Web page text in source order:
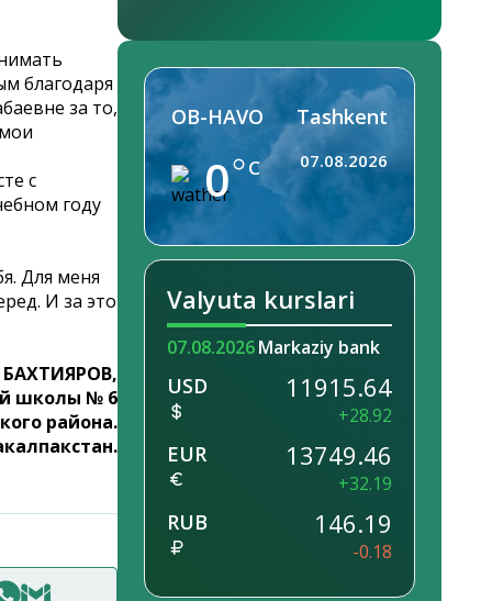
благодаря
за то,
с
году
Для меня
И за это
БАХТИЯРОВ,
школы № 6
района.
OB-HAVO
0 C
Tashkent
07.08.2026
Valyuta kurslari
07.08.2026Markaziy bank
USD 11915.64
+28.92
EUR 13749.46
+32.19
RUB 146.19
-0.18